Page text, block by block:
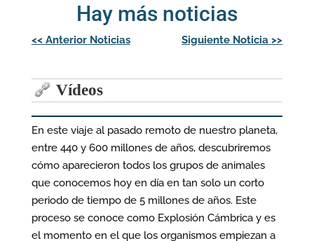
Hay más noticias
Navegación
de
<< Anterior Noticias Siguiente Noticia >>
Vídeos
En este viaje al pasado remoto de nuestro planeta,
entre 440 y 600 millones de años, descubriremos
cómo aparecieron todos los grupos de animales
que conocemos hoy en día en tan solo un corto
periodo de tiempo de 5 millones de años. Este
proceso se conoce como Explosión Cámbrica y es
el momento en el que los organismos empiezan a